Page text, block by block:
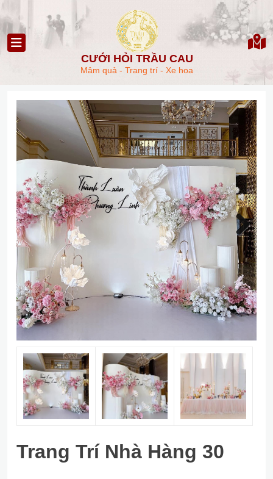
CƯỚI HỎI TRẦU CAU
Mâm quả - Trang trí - Xe hoa
Next
Trang Trí Nhà Hàng 30